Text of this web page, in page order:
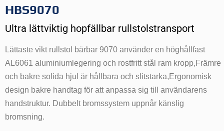
HBS9070
Ultra lättviktig hopfällbar rullstolstransport
Lättaste vikt rullstol bärbar 9070 använder en höghållfast
AL6061 aluminiumlegering och rostfritt stål ram kropp,Främre
och bakre solida hjul är hållbara och slitstarka,Ergonomisk
design bakre handtag för att anpassa sig till användarens
handstruktur. Dubbelt bromssystem uppnår känslig
bromsning.